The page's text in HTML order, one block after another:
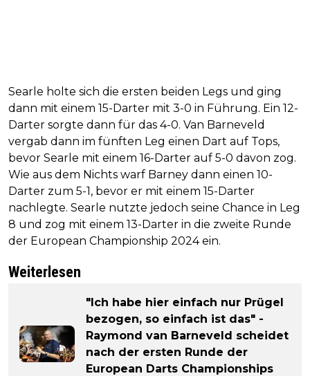
Searle holte sich die ersten beiden Legs und ging
dann mit einem 15-Darter mit 3-0 in Führung. Ein 12-
Darter sorgte dann für das 4-0. Van Barneveld
vergab dann im fünften Leg einen Dart auf Tops,
bevor Searle mit einem 16-Darter auf 5-0 davon zog.
Wie aus dem Nichts warf Barney dann einen 10-
Darter zum 5-1, bevor er mit einem 15-Darter
nachlegte. Searle nutzte jedoch seine Chance in Leg
8 und zog mit einem 13-Darter in die zweite Runde
der European Championship 2024 ein.
Weiterlesen
"Ich habe hier einfach nur Prügel
bezogen, so einfach ist das" -
Raymond van Barneveld scheidet
nach der ersten Runde der
European Darts Championships